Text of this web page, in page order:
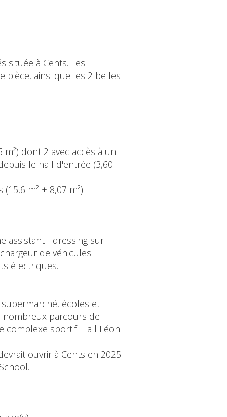
située à Cents. Les
pièce, ainsi que les 2 belles
m²) dont 2 avec accès à un
le hall d'entrée (3,60
m² + 8,07 m²)
assistant - dressing sur
de véhicules
électriques.
écoles et
nombreux parcours de
complexe sportif 'Hall Léon
ouvrir à Cents en 2025